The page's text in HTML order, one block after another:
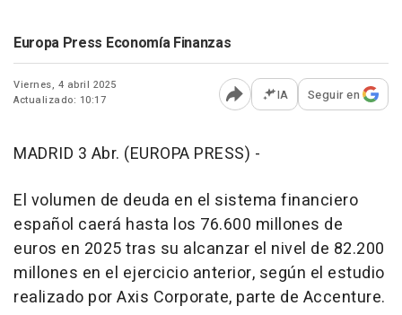
Europa Press Economía Finanzas
Viernes, 4 abril 2025
Actualizado: 10:17
Abrir opciones para
IA Seguir en
MADRID 3 Abr. (EUROPA PRESS) -
El volumen de deuda en el sistema financiero
español caerá hasta los 76.600 millones de
euros en 2025 tras su alcanzar el nivel de 82.200
millones en el ejercicio anterior, según el estudio
realizado por Axis Corporate, parte de Accenture.